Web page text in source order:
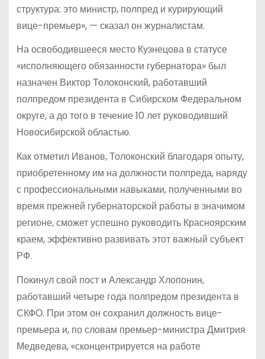
структура: это министр, полпред и курирующий
вице-премьер», — сказал он журналистам.
На освободившееся место Кузнецова в статусе
«исполняющего обязанности губернатора» был
назначен Виктор Толоконский, работавший
полпредом президента в Сибирском Федеральном
округе, а до того в течение 10 лет руководивший
Новосибирской областью.
Как отметил Иванов, Толоконский благодаря опыту,
приобретенному им на должности полпреда, наряду
с профессиональными навыками, полученными во
время прежней губернаторской работы в значимом
регионе, сможет успешно руководить Красноярским
краем, эффективно развивать этот важный субъект
РФ.
Покинул свой пост и Александр Хлопонин,
работавший четыре года полпредом президента в
СКФО. При этом он сохранил должность вице-
премьера и, по словам премьер-министра Дмитрия
Медведева, «сконцентрируется на работе